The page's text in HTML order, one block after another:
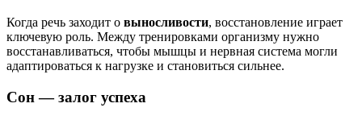
Когда речь заходит о выносливости, восстановление играет
ключевую роль. Между тренировками организму нужно
восстанавливаться, чтобы мышцы и нервная система могли
адаптироваться к нагрузке и становиться сильнее.
Сон — залог успеха